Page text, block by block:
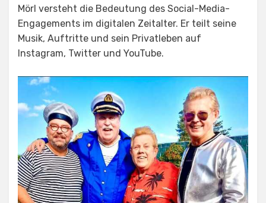
Mörl versteht die Bedeutung des Social-Media-
Engagements im digitalen Zeitalter. Er teilt seine
Musik, Auftritte und sein Privatleben auf
Instagram, Twitter und YouTube.